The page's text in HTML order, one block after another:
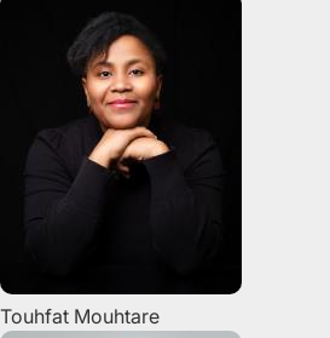
Touhfat Mouhtare